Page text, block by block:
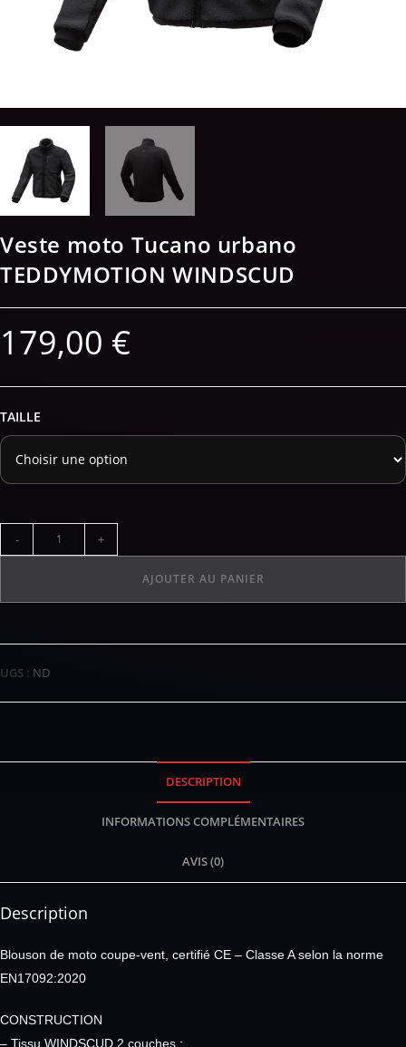
Veste moto Tucano urbano
TEDDYMOTION WINDSCUD
179,00 €
TAILLE
- +
AJOUTER AU PANIER
UGS : ND
DESCRIPTION
INFORMATIONS COMPLÉMENTAIRES
AVIS (0)
Description
Blouson de moto coupe-vent, certifié CE – Classe A selon la norme
EN17092:2020
CONSTRUCTION
– Tissu WINDSCUD 2 couches :